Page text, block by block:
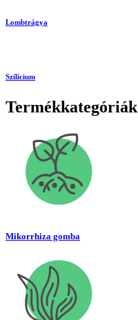
Lombtrágya
Szilícium
Termékkategóriák
Mikorrhiza gomba